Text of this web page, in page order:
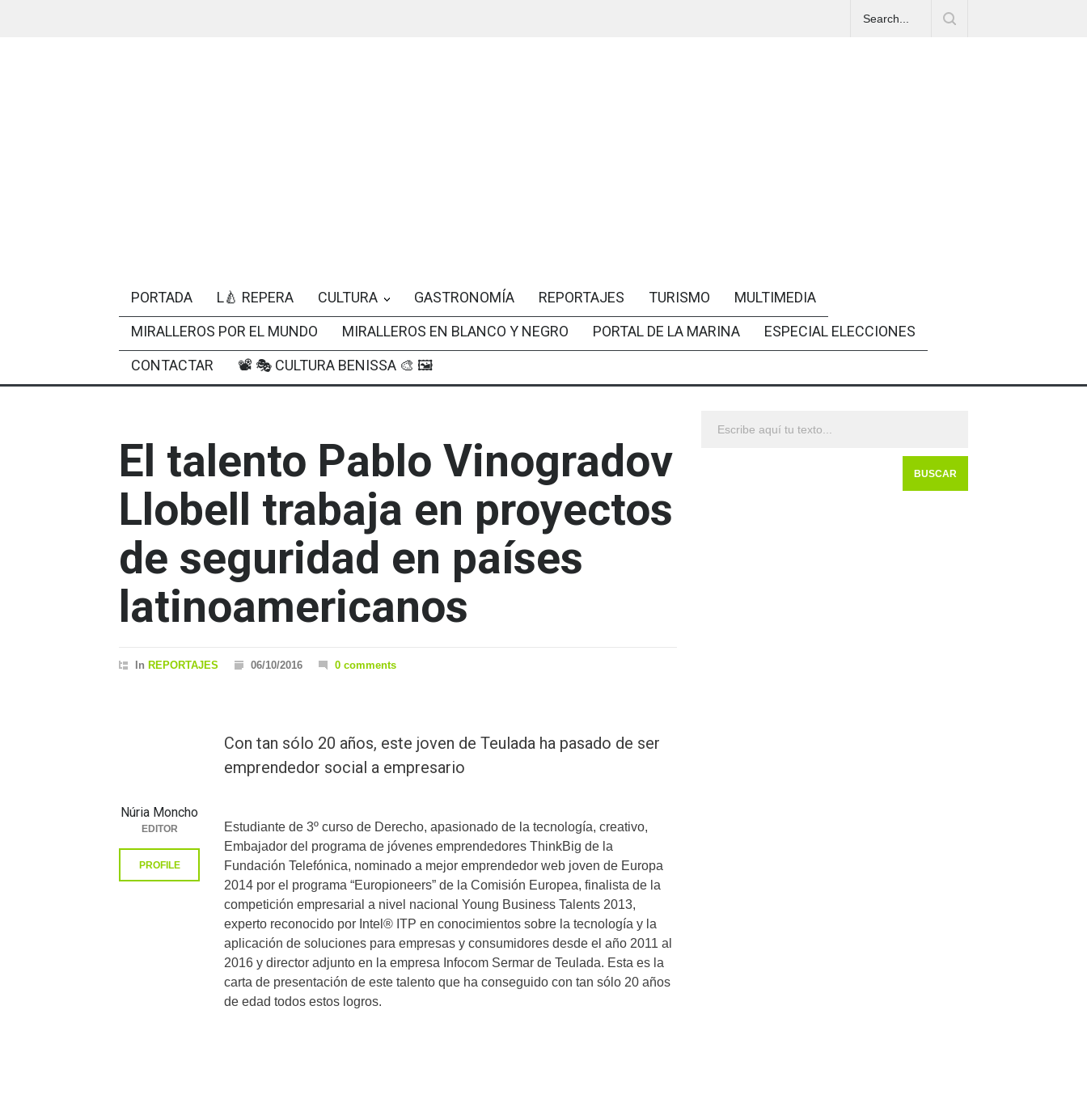
PORTADA L🍐 REPERA CULTURA GASTRONOMÍA REPORTAJES TURISMO
MULTIMEDIA
MIRALLEROS POR EL MUNDO
MIRALLEROS EN BLANCO Y NEGRO PORTAL DE LA MARINA
ESPECIAL ELECCIONES
CONTACTAR
📽 🎭 CULTURA BENISSA 🎨 🖼
El talento Pablo Vinogradov
Llobell trabaja en proyectos
de seguridad en países
latinoamericanos
In REPORTAJES 06/10/2016 0 comments
Con tan sólo 20 años, este joven de Teulada ha pasado de ser
emprendedor social a empresario
Estudiante de 3º curso de Derecho, apasionado de la tecnología, creativo,
Embajador del programa de jóvenes emprendedores ThinkBig de la
Fundación Telefónica, nominado a mejor emprendedor web joven de Europa
2014 por el programa “Europioneers” de la Comisión Europea, finalista de la
competición empresarial a nivel nacional Young Business Talents 2013,
experto reconocido por Intel® ITP en conocimientos sobre la tecnología y la
aplicación de soluciones para empresas y consumidores desde el año 2011 al
2016 y director adjunto en la empresa Infocom Sermar de Teulada. Esta es la
carta de presentación de este talento que ha conseguido con tan sólo 20 años
de edad todos estos logros.
Núria Moncho
EDITOR
PROFILE